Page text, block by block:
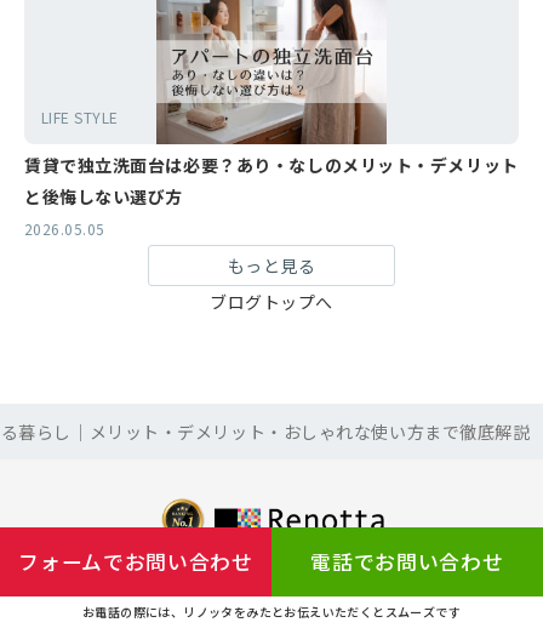
LIFE STYLE
賃貸で独立洗面台は必要？あり・なしのメリット・デメリット
と後悔しない選び方
2026.05.05
もっと見る
ブログトップへ
暮らし｜メリット・デメリット・おしゃれな使い方まで徹底解説
都道府県から探す
青森宮城秋田 山形
フォームでお問い合わせ 電話でお問い合わせ
お電話の際には、リノッタをみたとお伝えいただくとスムーズです